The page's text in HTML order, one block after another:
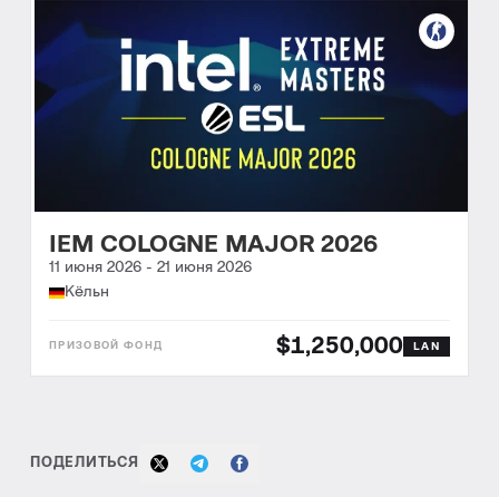
IEM COLOGNE MAJOR 2026
11 июня 2026 - 21 июня 2026
Кёльн
$1,250,000 LAN
ПОДЕЛИТЬСЯ